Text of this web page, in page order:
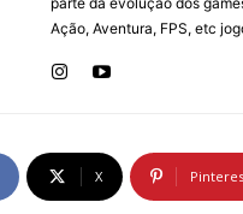
Ação, Aventura, FPS, etc
X